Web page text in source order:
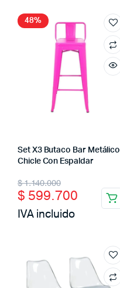
48%
Set X3 Butaco Bar Metálico
Chicle Con Espaldar
$1.140.000
Original
price
was:
$ 599.700
Current
price
is:
IVA incluido